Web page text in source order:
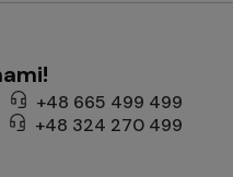
+48 665 499 499
+48 324 270 499